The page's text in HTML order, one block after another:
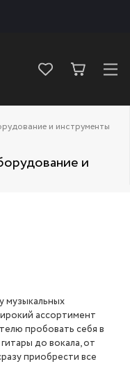
и инструменты
и
музыкальных
ассортимент
пробовать себя в
до вокала, от
приобрести все